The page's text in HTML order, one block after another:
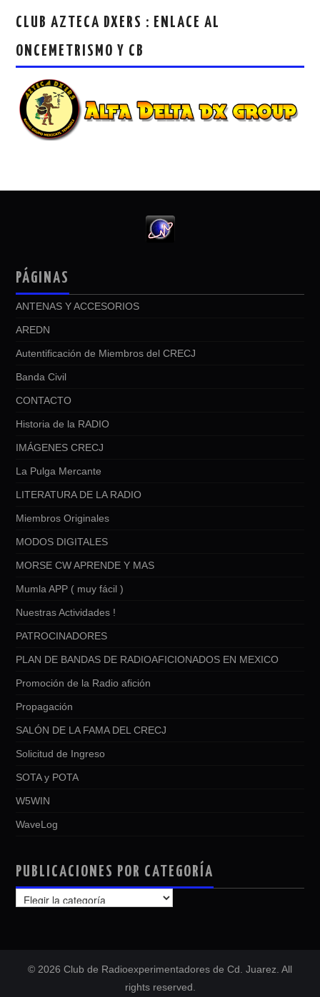
CLUB AZTECA DXERS : ENLACE AL
ONCEMETRISMO Y CB
PÁGINAS
ANTENAS Y ACCESORIOS
AREDN
Autentificación de Miembros del CRECJ
Banda Civil
CONTACTO
Historia de la RADIO
IMÁGENES CRECJ
La Pulga Mercante
LITERATURA DE LA RADIO
Miembros Originales
MODOS DIGITALES
MORSE CW APRENDE Y MAS
Mumla APP ( muy fácil )
Nuestras Actividades !
PATROCINADORES
PLAN DE BANDAS DE RADIOAFICIONADOS EN MEXICO
Promoción de la Radio afición
Propagación
SALÓN DE LA FAMA DEL CRECJ
Solicitud de Ingreso
SOTA y POTA
W5WIN
WaveLog
PUBLICACIONES POR CATEGORÍA
PUBLICACIONES
POR
© 2026 Club de Radioexperimentadores de Cd. Juarez. All
rights reserved.